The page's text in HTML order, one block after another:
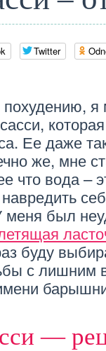
Twitter
я
которая
Ее даже
же, мне
что вода –
меня был
буду
с лишним
—